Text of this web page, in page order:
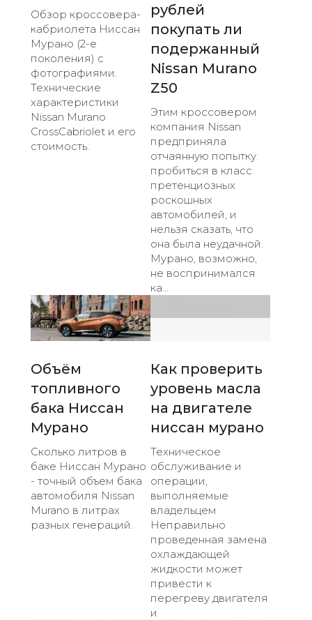
Обзор кроссовера-
кабриолета Ниссан
Мурано (2-е
поколения) с
фотографиями.
Технические
характеристики
Nissan Murano
CrossCabriolet и его
стоимость.
рублей
покупать ли
подержанный
Nissan Murano
Z50
Этим кроссовером
компания Nissan
предприняла
отчаянную попытку
пробиться в класс
претенциозных
роскошных
автомобилей, и
нельзя сказать, что
она была неудачной.
Мурано, возможно,
не воспринимался
ка...
Объём
топливного
бака Ниссан
Мурано
Сколько литров в
баке Ниссан Мурано
- точный объем бака
автомобиля Nissan
Murano в литрах
разных генераций.
Как проверить
уровень масла
на двигателе
ниссан мурано
Техническое
обслуживание и
операции,
выполняемые
владельцем
Неправильно
проведенная замена
охлаждающей
жидкости может
привести к
перегреву двигателя
и